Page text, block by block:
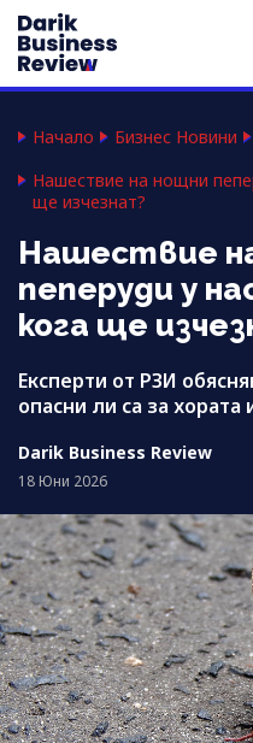
Начало Бизнес Новини
Нашествие на нощни
ще изчезнат?
Нашествие
пеперуди у
кога ще
Експерти от РЗИ
опасни ли са за
Darik Business Review
18 Юни 2026